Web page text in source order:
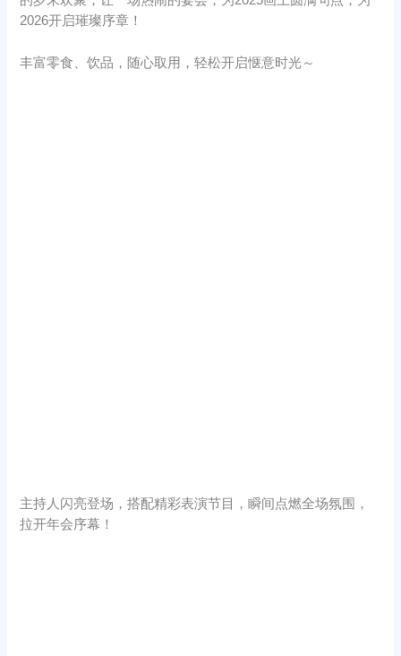
2026开启璀璨序章！
丰富零食、饮品，随心取用，轻松开启惬意时光～
主持人闪亮登场，搭配精彩表演节目，瞬间点燃全场氛围，
拉开年会序幕！